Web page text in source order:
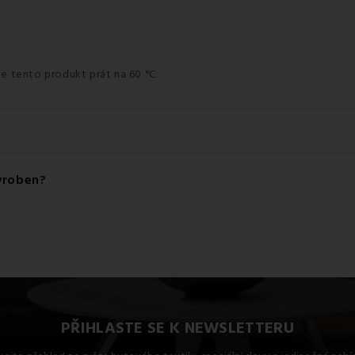
tento produkt prát na 60 °C.
140 g/m2.
PŘIHLASTE SE K NEWSLETTERU